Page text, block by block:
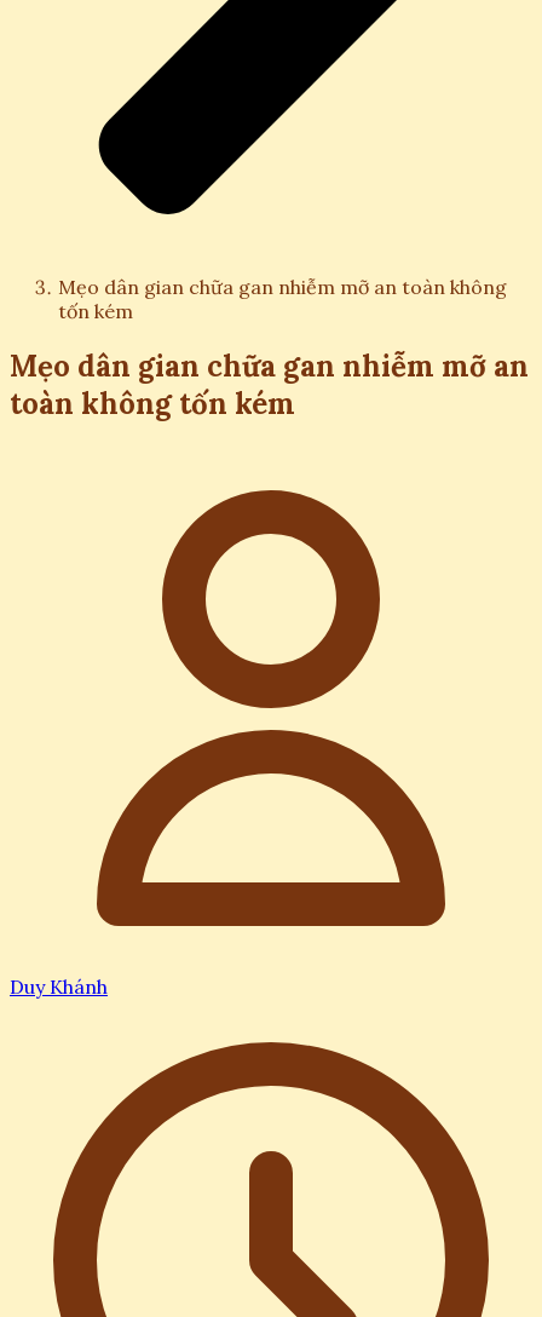
Mẹo dân gian chữa gan nhiễm mỡ an toàn không
tốn kém
Mẹo dân gian chữa gan nhiễm mỡ an
toàn không tốn kém
Duy Khánh